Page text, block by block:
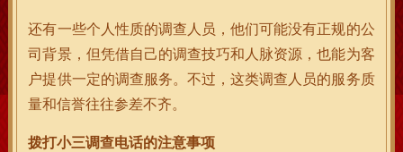
还有一些个人性质的调查人员，他们可能没有正规的公
司背景，但凭借自己的调查技巧和人脉资源，也能为客
户提供一定的调查服务。不过，这类调查人员的服务质
量和信誉往往参差不齐。
拨打小三调查电话的注意事项